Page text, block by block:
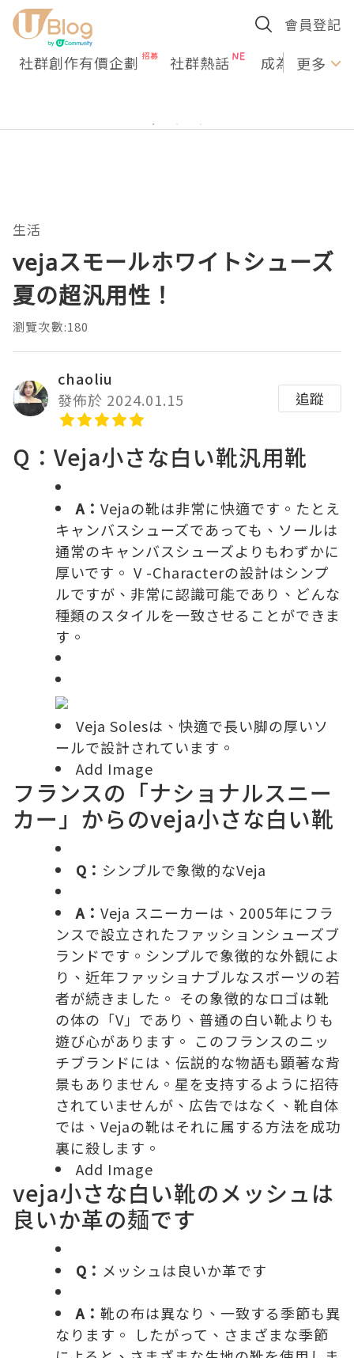
會員登記
社群創作有價企劃 社群熱話 成為U更多
生活
vejaスモールホワイトシューズ
夏の超汎用性！
瀏覽次數:180
chaoliu
發佈於 2024.01.15
追蹤
Q：Veja小さな白い靴汎用靴
A： Vejaの靴は非常に快適です。たとえ
キャンバスシューズであっても、ソールは
通常のキャンバスシューズよりもわずかに
厚いです。 V -Characterの設計はシンプ
ルですが、非常に認識可能であり、どんな
種類のスタイルを一致させることができま
す。
Veja Solesは、快適で長い脚の厚いソ
ールで設計されています。
Add Image
フランスの「ナショナルスニー
カー」からのveja小さな白い靴
Q： シンプルで象徴的なVeja
A： Veja スニーカーは、2005年にフラ
ンスで設立されたファッションシューズブ
ランドです。シンプルで象徴的な外観によ
り、近年ファッショナブルなスポーツの若
者が続きました。 その象徴的なロゴは靴
の体の「V」であり、普通の白い靴よりも
遊び心があります。 このフランスのニッ
チブランドには、伝説的な物語も顕著な背
景もありません。星を支持するように招待
されていませんが、広告ではなく、靴自体
では、Vejaの靴はそれに属する方法を成功
裏に殺します。
Add Image
veja小さな白い靴のメッシュは
良いか革の麺です
Q： メッシュは良いか革です
A： 靴の布は異なり、一致する季節も異
なります。 したがって、さまざまな季節